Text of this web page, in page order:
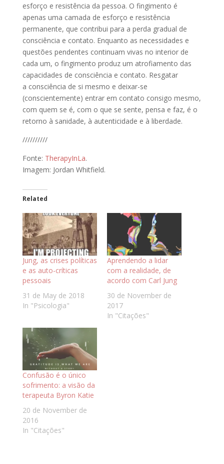
esforço e resistência da pessoa. O fingimento é
apenas uma camada de esforço e resistência
permanente, que contribui para a perda gradual de
consciência e contato. Enquanto as necessidades e
questões pendentes continuam vivas no interior de
cada um, o fingimento produz um atrofiamento das
capacidades de consciência e contato. Resgatar
a consciência de si mesmo e deixar-se
(conscientemente) entrar em contato consigo mesmo,
com quem se é, com o que se sente, pensa e faz, é o
retorno à sanidade, à autenticidade e à liberdade.
//////////
Fonte: TherapyInLa.
Imagem: Jordan Whitfield.
Related
Jung, as crises políticas
e as auto-críticas
pessoais
31 de May de 2018
In "Psicologia"
Aprendendo a lidar
com a realidade, de
acordo com Carl Jung
30 de November de
2017
In "Citações"
Confusão é o único
sofrimento: a visão da
terapeuta Byron Katie
20 de November de
2016
In "Citações"